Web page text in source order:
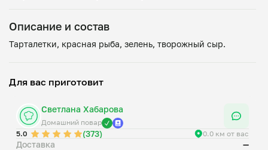
Описание и состав
Для вас приготовит
Светлана Хабарова
Домашний повар
5.0
(373) 0.0 км от вас
Доставка —